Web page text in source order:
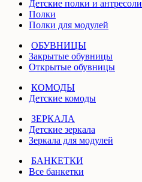
Детские полки и антресоли
Полки
Полки для модулей
ОБУВНИЦЫ
Закрытые обувницы
Открытые обувницы
КОМОДЫ
Детские комоды
ЗЕРКАЛА
Детские зеркала
Зеркала для модулей
БАНКЕТКИ
Все банкетки